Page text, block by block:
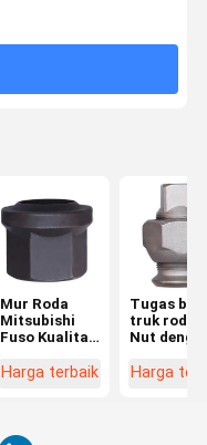
Mur Roda
Mitsubishi
Fuso Kualitas
dan Baut
Roda
Harga terbaik
Tugas
truk roda
Nut
untuk
Harga